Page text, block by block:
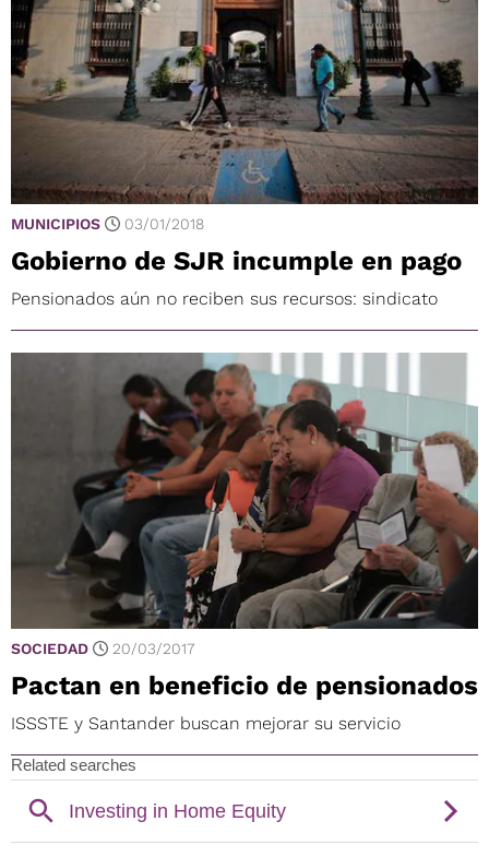
MUNICIPIOS 03/01/2018
Gobierno de SJR incumple en pago
Pensionados aún no reciben sus recursos: sindicato
SOCIEDAD 20/03/2017
Pactan en beneficio de pensionados
ISSSTE y Santander buscan mejorar su servicio